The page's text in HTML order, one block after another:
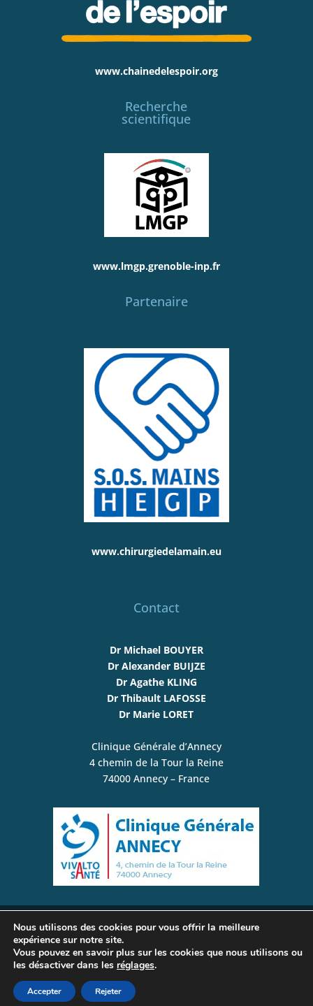
www.chainedelespoir.org
Recherche
scientifique
www.lmgp.grenoble-inp.fr
Partenaire
www.chirurgiedelamain.eu
Contact
Dr Michael BOUYER
Dr Alexander BUIJZE
Dr Agathe KLING
Dr Thibault LAFOSSE
Dr Marie LORET
Clinique Générale d’Annecy
4 chemin de la Tour la Reine
74000 Annecy – France
© www.plexusbrachial-microchirurgie.com /
Chirurgie de la Main, du Membre Supérieur, du
Plexus Brachial et des Nerfs Périphériques | Tous
droits réservés –Mentions légales
Nous utilisons des cookies pour vous offrir la meilleure
expérience sur notre site.
Vous pouvez en savoir plus sur les cookies que nous utilisons ou
les désactiver dans les réglages.
Accepter Rejeter